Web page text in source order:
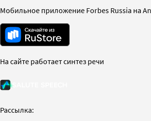
Мобильное приложение Forbes Russia на
На сайте работает синтез речи
Рассылка: